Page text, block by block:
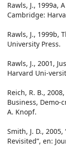
Rawls, J., 1999a,
Cambridge:
Rawls, J., 1999b,
University Press.
Rawls, J., 2001,
Harvard Uni-
Reich, R. B.,
Business, Demo-
A. Knopf.
Smith, J. D.,
Revisited”, en: